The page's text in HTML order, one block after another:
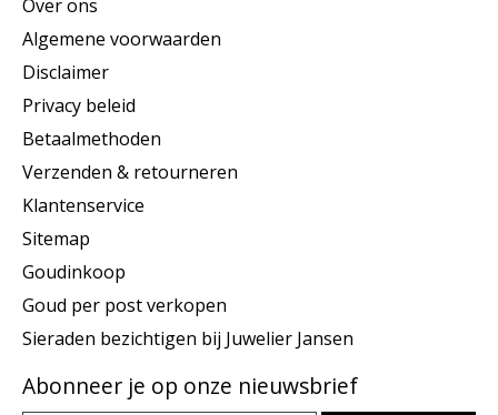
Over ons
Algemene voorwaarden
Disclaimer
Privacy beleid
Betaalmethoden
Verzenden & retourneren
Klantenservice
Sitemap
Goudinkoop
Goud per post verkopen
Sieraden bezichtigen bij Juwelier Jansen
Abonneer je op onze nieuwsbrief